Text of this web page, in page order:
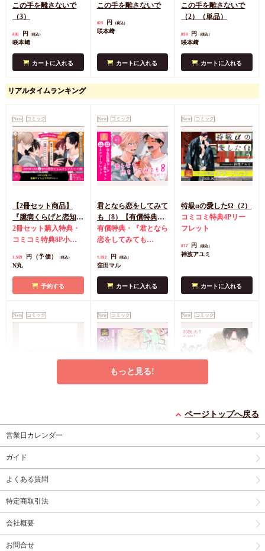
この手を離さないで
（3）
880 円 （税込）
咲本﨑
カートに入れる
この手を離さないで
825 円 （税込）
咲本﨑
カートに入れる
この手を離さないで
（2）（単品）
858 円 （税込）
咲本﨑
カートに入れる
リアルタイムランキング
New コミック
【2冊セット商品】
『臆病くらげと恋知ら
ず【有償】+柴崎さん
のケモノみち【有
約キャンペーン(抽■
2冊セット購入特典・
コミコミ特典8P小冊
2枚
有償特典・『臆病
となの公式同人誌
償特典・『柴崎さんの
アクリルカードキーホ
店舗共通特典ペ
3,559 円（予価） （税込）
N丸
予約する
New コミック
君となら恋をしてみて
も（8）【有償特典・
学生証風カード2枚セ
ット】
有償特典・『君となら
恋をしてみても
ド2枚セット
1,892 円 （税込）
窪田マル
カートに入れる
New コミック
特級αの愛したΩ（2）
コミコミ特典4Pリー
フレット
877 円 （税込）
神波アユミ
カートに入れる
New コミック
小冊子＋箔押しA5ア
クリルボード】
有償特典・『エンドロ
ールは地獄まで
（3）』小冊子 有償特
典・『エンドロールは
地獄まで（3）』箔押
しA5アクリルボード
コミコミ特典8P小冊
子 コミコミ特典雑誌
風A5イラストカード
3,894
三ツ星しずく
予約する
New コミック
有償特典・『シュガー
コミコミ特典4Pリー
典ミニイラストカード
New コミック
特典・小冊子】
有償特典・『うなじに
New コミック New コミック New コミック
もっと見る!
ページトップへ戻る
営業日カレンダー
ガイド
よくある質問
特定商取引法
会社概要
お問合せ